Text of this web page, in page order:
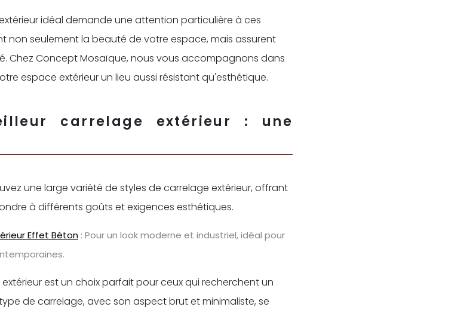
idéal demande une attention particulière à ces
non seulement la beauté de votre espace, mais assurent
Chez Concept Mosaïque, nous vous accompagnons dans
espace extérieur un lieu aussi résistant qu'esthétique.
carrelage extérieur : une
une large variété de styles de carrelage extérieur, offrant
à différents goûts et exigences esthétiques.
Effet Béton : Pour un look moderne et industriel, idéal pour
est un choix parfait pour ceux qui recherchent un
de carrelage, avec son aspect brut et minimaliste, se